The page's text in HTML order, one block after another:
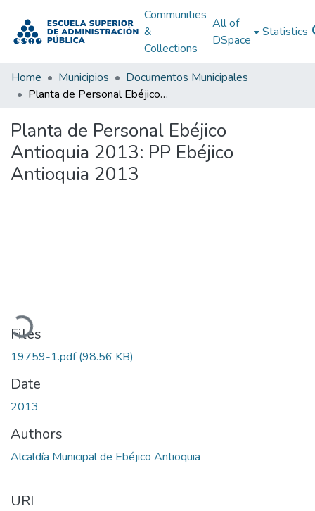
Communities
&
Collections
All of
DSpace
Statistics
Home Municipios
Documentos Municipales
Planta de Personal Ebéjico Antioquia 2013: PP Ebéjico Antioquia 2013
Planta de Personal Ebéjico
Antioquia 2013: PP Ebéjico
Antioquia 2013
Loading...
Files
19759-1.pdf(98.56 KB)
Date
2013
Authors
Alcaldía Municipal de Ebéjico Antioquia
URI